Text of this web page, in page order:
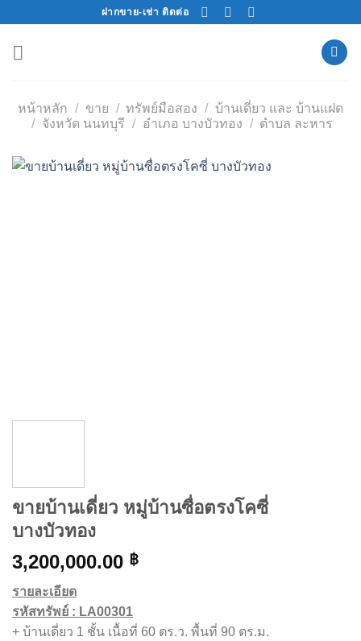
content
ฝากขาย-เช่า ติดต่อ
หน้าหลัก / ขาย / ทรัพย์มือสอง / บ้านเดี่ยว และ บ้านแฝด
/ จังหวัด นนทบุรี / อำเภอ บางบัวทอง / ตำบล ละหาร
ขายบ้านเดี่ยว หมู่บ้านซื่อตรงโคซี่
บางบัวทอง
3,200,000.00 ฿
รายละเอียด
รหัสทรัพย์ : LA00301
+ บ้านเดี่ยว 1 ชั้น เนื้อที่ 60 ตร.ว. พื้นที่ 90 ตร.ม.